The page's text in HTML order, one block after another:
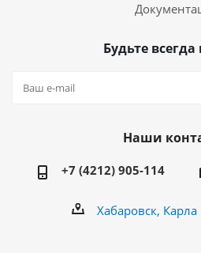
Будьте всегда
Наши
+7 (4212) 905-114
Хабаровск,